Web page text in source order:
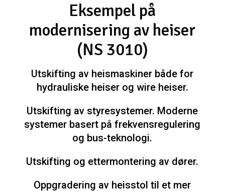
Eksempel på
modernisering av heiser
(NS 3010)
Utskifting av heismaskiner både for
hydrauliske heiser og wire heiser.
Utskifting av styresystemer. Moderne
systemer basert påfrekvensregulering
og bus-teknologi.
Utskifting og ettermontering av dører.
Oppgradering av heisstol til et mer